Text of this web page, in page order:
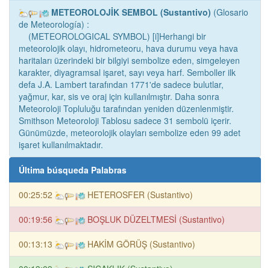
METEOROLOJİK SEMBOL (Sustantivo) (Glosario
de Meteorología) :
(METEOROLOGICAL SYMBOL) [i]Herhangi bir
meteorolojik olayı, hidrometeoru, hava durumu veya hava
haritaları üzerindeki bir bilgiyi sembolize eden, simgeleyen
karakter, diyagramsal işaret, sayı veya harf. Semboller ilk
defa J.A. Lambert tarafından 1771'de sadece bulutlar,
yağmur, kar, sis ve oraj için kullanılmıştır. Daha sonra
Meteoroloji Topluluğu tarafından yeniden düzenlenmiştir.
Smithson Meteoroloji Tablosu sadece 31 sembolü içerir.
Günümüzde, meteorolojik olayları sembolize eden 99 adet
işaret kullanılmaktadır.
Última búsqueda Palabras
00:25:52 HETEROSFER (Sustantivo)
00:19:56 BOŞLUK DÜZELTMESİ (Sustantivo)
00:13:13 HAKİM GÖRÜŞ (Sustantivo)